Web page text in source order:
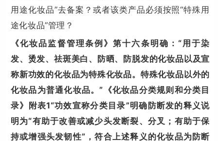
用途化妆品”去备案？或者该类产品必须按照“特殊用
途化妆品”管理？
《化妆品监督管理条例》第十六条明确：“用于染
发、烫发、祛斑美白、防晒、防脱发的化妆品以及宣
称新功效的化妆品为特殊化妆品。特殊化妆品以外的
化妆品为普通化妆品。”《化妆品分类规则和分类目
录》附表1“功效宣称分类目录”明确防断发的释义说
明为“有助于改善或减少头发断裂、分叉；有助于保
持或增强头发韧性”，符合上述释义的化妆品为防断